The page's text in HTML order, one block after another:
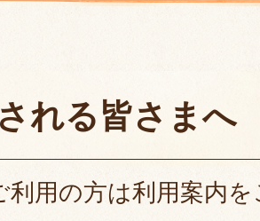
れる皆さまへ
利用の方は利用案内